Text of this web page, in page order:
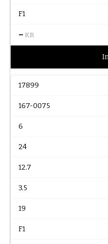
F1
– KR
17899
167-0075
6
24
12.7
3.5
19
F1